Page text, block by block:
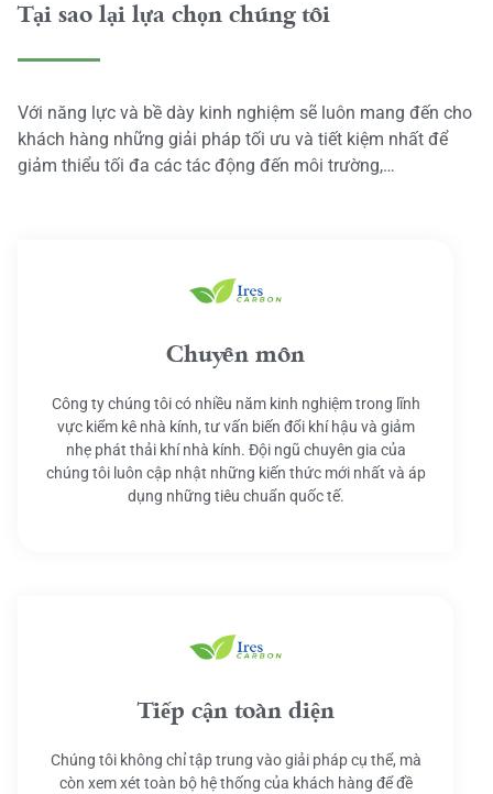
Tại sao lại lựa chọn chúng tôi
Với năng lực và bề dày kinh nghiệm sẽ luôn mang đến cho
khách hàng những giải pháp tối ưu và tiết kiệm nhất để
giảm thiểu tối đa các tác động đến môi trường,…
Chuyên môn
Công ty chúng tôi có nhiều năm kinh nghiệm trong lĩnh
vực kiểm kê nhà kính, tư vấn biến đổi khí hậu và giảm
nhẹ phát thải khí nhà kính. Đội ngũ chuyên gia của
chúng tôi luôn cập nhật những kiến thức mới nhất và áp
dụng những tiêu chuẩn quốc tế.
Tiếp cận toàn diện
Chúng tôi không chỉ tập trung vào giải pháp cụ thể, mà
còn xem xét toàn bộ hệ thống của khách hàng để đề